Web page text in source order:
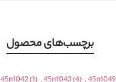
برچسب‌های محصول